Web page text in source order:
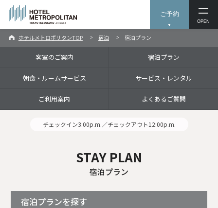
ご予約
OPEN
ホテルメトロポリタンTOP 宿泊 宿泊プラン
客室のご案内 宿泊プラン
朝食・ルームサービス サービス・レンタル
ご利用案内 よくあるご質問
チェックイン3:00p.m.／チェックアウト12:00p.m.
STAY PLAN
宿泊プラン
宿泊プランを探す